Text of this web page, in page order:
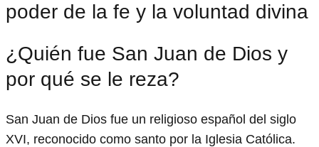
poder de la fe y la voluntad divina
¿Quién fue San Juan de Dios y
por qué se le reza?
San Juan de Dios fue un religioso español del siglo
XVI, reconocido como santo por la Iglesia Católica.